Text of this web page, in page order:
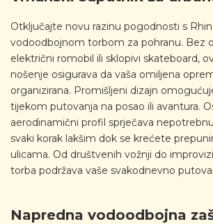
Otključajte novu razinu pogodnosti s
vodoodbojnom torbom za pohranu. Bez
električni romobil ili sklopivi skateboard,
nošenje osigurava da vaša omiljena
organizirana. Promišljeni dizajn
tijekom putovanja na posao ili avantura.
aerodinamični profil sprječava
svaki korak lakšim dok se krećete
ulicama. Od društvenih vožnji do
torba podržava vaše svakodnevno
Napredna vodoodbojna